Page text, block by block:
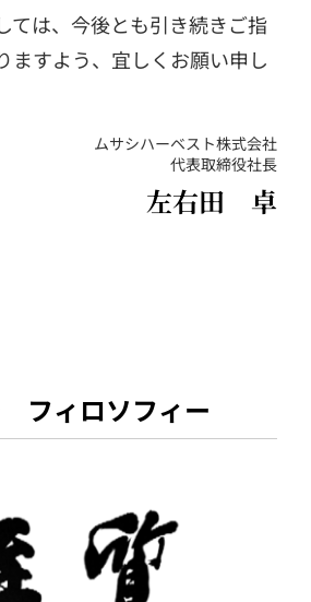
ては、今後とも引き続きご指
ますよう、宜しくお願い申し
ムサシハーベスト株式会社
代表取締役社長
左右田 卓
フィロソフィー